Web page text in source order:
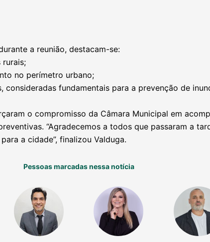
a reunião, destacam-se:
rurais;
no perímetro urbano;
consideradas fundamentais para a prevenção de
o compromisso da Câmara Municipal em
“Agradecemos a todos que passaram a
a cidade”, finalizou Valduga.
Pessoas marcadas nessa notícia